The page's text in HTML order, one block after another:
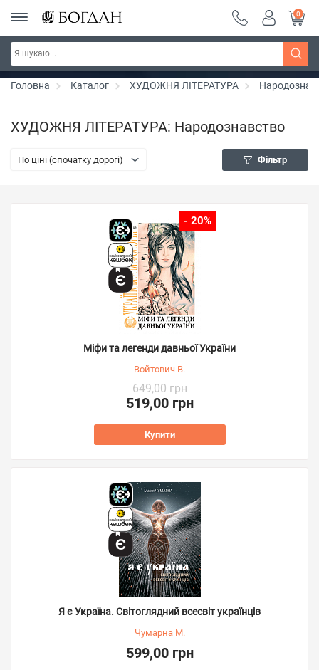
Серія "Чейзіана" ~ знижка 20%
0
Головна Каталог ХУДОЖНЯ ЛІТЕРАТУРА
ХУДОЖНЯ ЛІТЕРАТУРА: Народознавство
По ціні (спочатку дорогі) Фільтр
- 20%
Міфи та легенди давньої України
Войтович В.
649,00 грн
519,00 грн
Купити
Я є Україна. Світоглядний всесвіт українців
Чумарна М.
599,00 грн